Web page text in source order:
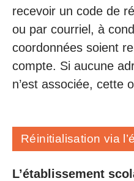
recevoir un code de
ou par courriel, à
coordonnées soient
compte. Si aucune
n’est associée, cette
Réinitialisation via
L’établissement